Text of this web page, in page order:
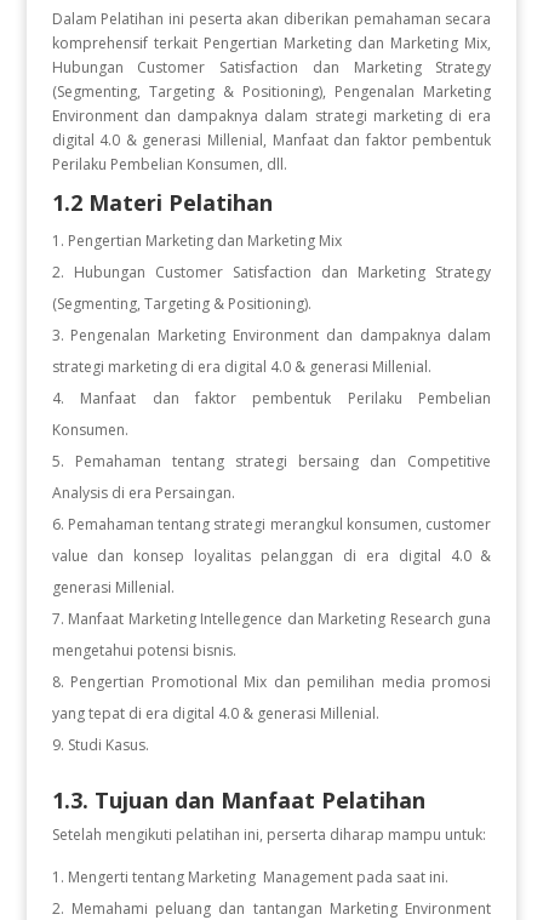
Dalam Pelatihan ini peserta akan diberikan pemahaman secara
komprehensif terkait Pengertian Marketing dan Marketing Mix,
Hubungan Customer Satisfaction dan Marketing Strategy
(Segmenting, Targeting & Positioning), Pengenalan Marketing
Environment dan dampaknya dalam strategi marketing di era
digital 4.0 & generasi Millenial, Manfaat dan faktor pembentuk
Perilaku Pembelian Konsumen, dll.
1.2 Materi Pelatihan
Pengertian Marketing dan Marketing Mix
Hubungan Customer Satisfaction dan Marketing Strategy
(Segmenting, Targeting & Positioning).
Pengenalan Marketing Environment dan dampaknya dalam
strategi marketing di era digital 4.0 & generasi Millenial.
Manfaat dan faktor pembentuk Perilaku Pembelian
Konsumen.
Pemahaman tentang strategi bersaing dan Competitive
Analysis di era Persaingan.
Pemahaman tentang strategi merangkul konsumen, customer
value dan konsep loyalitas pelanggan di era digital 4.0 &
generasi Millenial.
Manfaat Marketing Intellegence dan Marketing Research guna
mengetahui potensi bisnis.
Pengertian Promotional Mix dan pemilihan media promosi
yang tepat di era digital 4.0 & generasi Millenial.
Studi Kasus.
1.3. Tujuan dan Manfaat Pelatihan
Setelah mengikuti pelatihan ini, perserta diharap mampu untuk:
Mengerti tentang Marketing Management pada saat ini.
Memahami peluang dan tantangan Marketing Environment